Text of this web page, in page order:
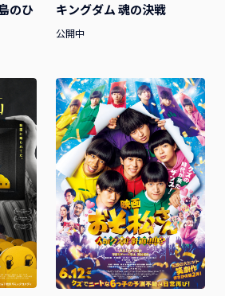
のひ
キングダム 魂の決戦
公開中